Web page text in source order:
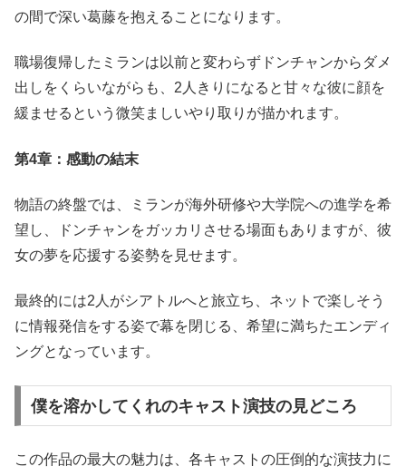
の間で深い葛藤を抱えることになります。
職場復帰したミランは以前と変わらずドンチャンからダメ
出しをくらいながらも、2人きりになると甘々な彼に顔を
緩ませるという微笑ましいやり取りが描かれます。
第4章：感動の結末
物語の終盤では、ミランが海外研修や大学院への進学を希
望し、ドンチャンをガッカリさせる場面もありますが、彼
女の夢を応援する姿勢を見せます。
最終的には2人がシアトルへと旅立ち、ネットで楽しそう
に情報発信をする姿で幕を閉じる、希望に満ちたエンディ
ングとなっています。
僕を溶かしてくれのキャスト演技の見どころ
この作品の最大の魅力は、各キャストの圧倒的な演技力に